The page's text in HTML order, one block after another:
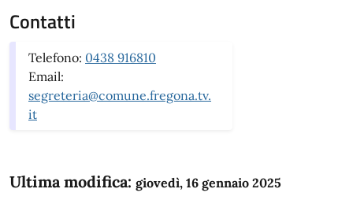
Contatti
Telefono: 0438 916810
Email:
segreteria@comune.fregona.tv.
it
Ultima modifica: giovedì, 16 gennaio 2025